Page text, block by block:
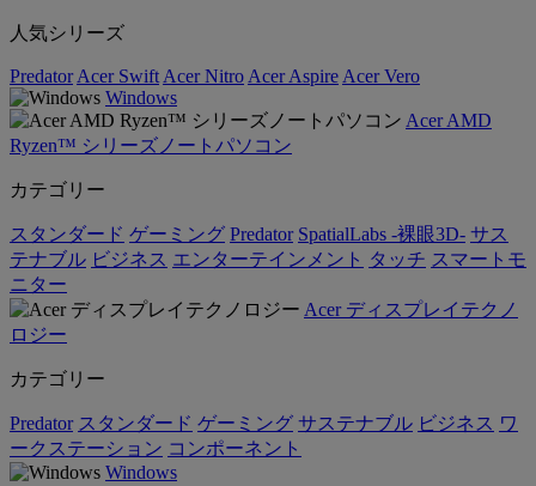
人気シリーズ
Predator Acer Swift Acer Nitro Acer Aspire Acer Vero
Windows
Acer AMD
Ryzen™ シリーズノートパソコン
カテゴリー
スタンダード ゲーミング Predator SpatialLabs -裸眼3D- サス
テナブル ビジネス エンターテインメント タッチ スマートモ
ニター
Acer ディスプレイテクノ
ロジー
カテゴリー
Predator スタンダード ゲーミング サステナブル ビジネス ワ
ークステーション コンポーネント
Windows